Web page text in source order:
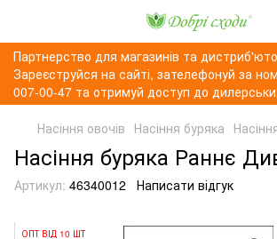
Партнерство для магазинів та
Зареєструйся на сайті, зателефонуй за
007-00-47 та отримуй доступ до
Насіння овочів Насіння буряка
Насіння буряка Раннє
Артикул: 46340012 Написати відгук
ОПТ ВІД 10 ШТ